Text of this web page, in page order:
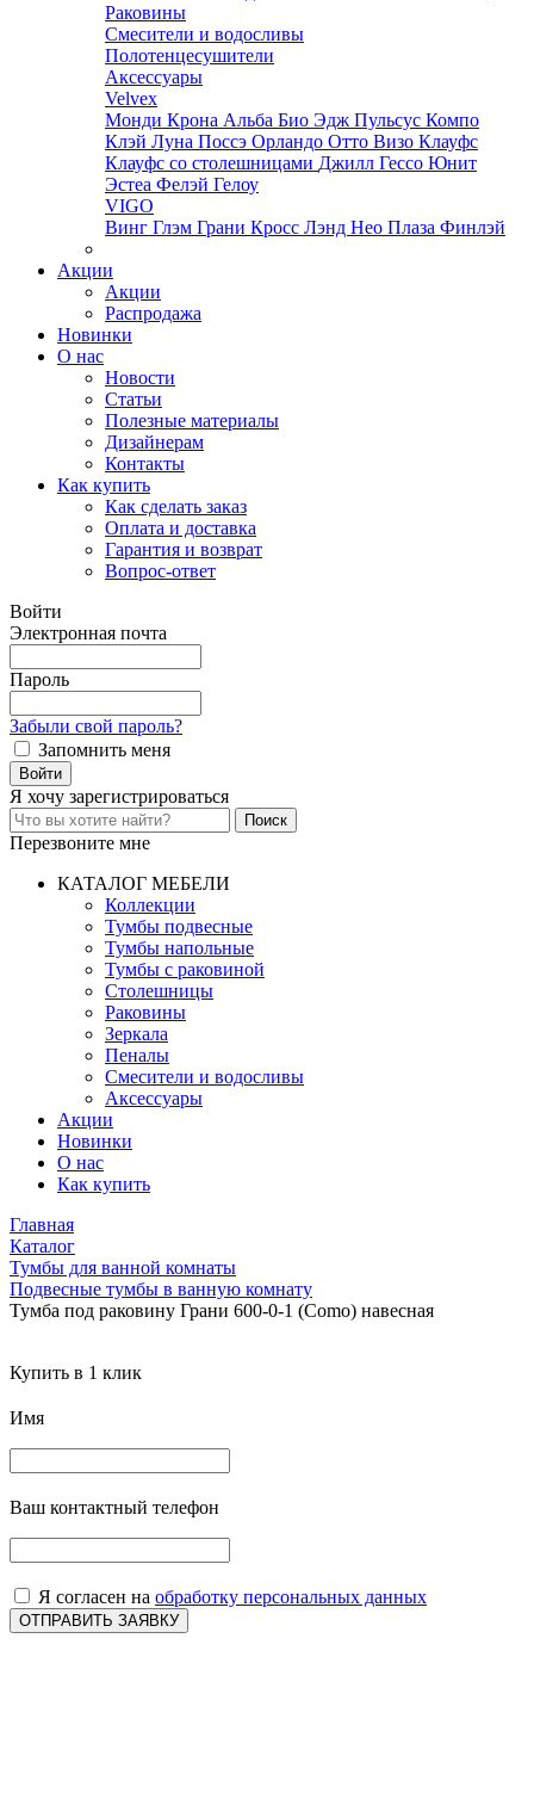
Раковины
Смесители и водосливы
Полотенцесушители
Аксессуары
Velvex
Монди Крона Альба Био Эдж Пульсус Компо
Клэй Луна Поссэ Орландо Отто Визо Клауфс
Клауфс со столешницами Джилл Гессо Юнит
Эстеа Фелэй Гелоу
VIGO
Винг Глэм Грани Кросс Лэнд Нео Плаза Финлэй
Акции
Акции
Распродажа
Новинки
О нас
Новости
Статьи
Полезные материалы
Дизайнерам
Контакты
Как купить
Как сделать заказ
Оплата и доставка
Гарантия и возврат
Вопрос-ответ
Войти
Электронная почта
Пароль
Забыли свой пароль?
Запомнить меня
Я хочу зарегистрироваться
Перезвоните мне
КАТАЛОГ МЕБЕЛИ
Коллекции
Тумбы подвесные
Тумбы напольные
Тумбы с раковиной
Столешницы
Раковины
Зеркала
Пеналы
Смесители и водосливы
Аксессуары
Акции
Новинки
О нас
Как купить
Главная
Каталог
Тумбы для ванной комнаты
Подвесные тумбы в ванную комнату
Тумба под раковину Грани 600-0-1 (Como) навесная
Купить в 1 клик
Имя
Ваш контактный телефон
Я согласен на обработку персональных данных